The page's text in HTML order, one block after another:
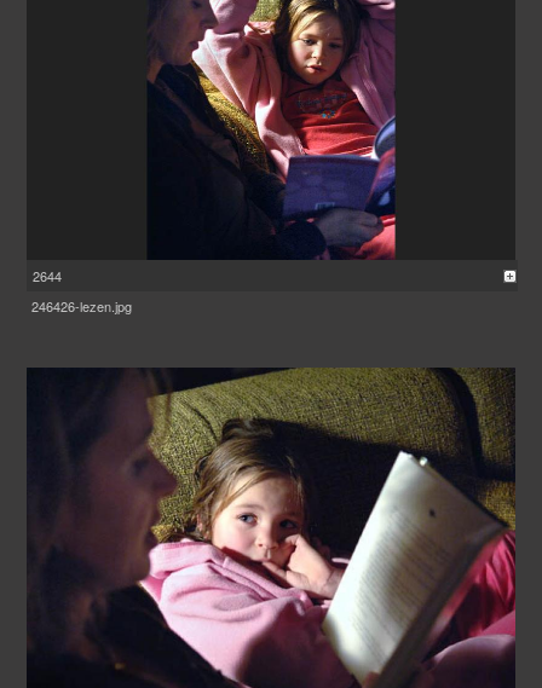
2644
246426-lezen.jpg